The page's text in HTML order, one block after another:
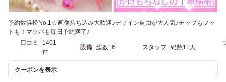
予約数浜松No.1☆画像持ち込み大歓迎♪デザイン自由が大人気♪チップもフッ
トも！マツパも毎日予約満了♪
口コミ
1401
件
設備 総数16 スタッフ 総数11人
クーポンを表示